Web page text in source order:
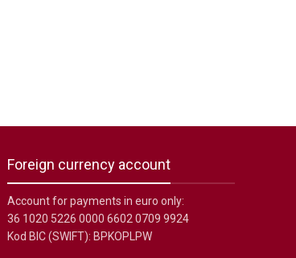
Foreign currency account
Account for payments in euro only:
36 1020 5226 0000 6602 0709 9924
Kod BIC (SWIFT): BPKOPLPW